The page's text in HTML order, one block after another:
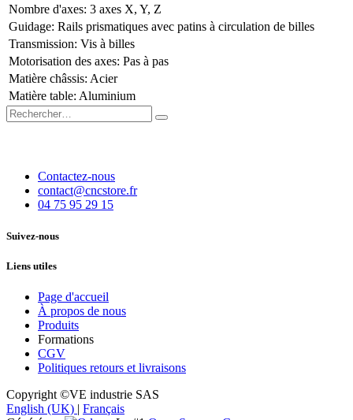
Nombre d'axes: 3 axes X, Y, Z
Guidage: Rails prismatiques avec patins à circulation de billes
Transmission: Vis à billes
Motorisation des axes: Pas à pas
Matière châssis: Acier
Matière table: Aluminium
Contactez-nous
contact@cncstore.fr
04 75 95 29 15
Suivez-nous
Liens utiles
Page d'accueil
À propos de nous
Produits
Formations
CGV
Politiques retours et livraisons
Copyright ©VE industrie SAS
English (UK) | Français